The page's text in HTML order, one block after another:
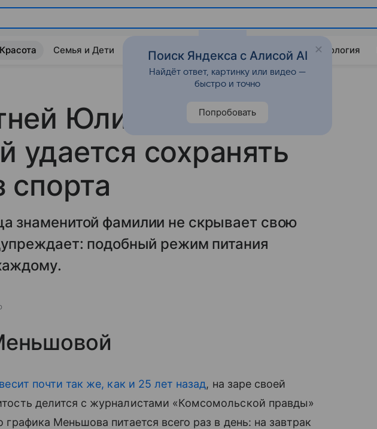
Красота Семья и Дети Дом Гороскопы Стиль жизни Психология
Юлии
удается сохранять
спорта
знаменитой фамилии не скрывает свою
подобный режим питания
весит почти так же, как и 25 лет назад, на заре своей
делится с журналистами «Комсомольской правды»
Меньшова питается всего раз в день: на завтрак
Поиск Яндекса с Алисой AI
Найдёт ответ, картинку или видео —
быстро и точно
Попробовать